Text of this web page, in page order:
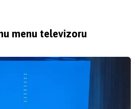
menu televizoru